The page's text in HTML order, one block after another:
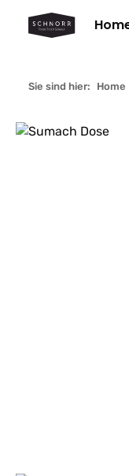
Hauptinhalt
Zur Suche springen
Zur
Sie sind hier: Home
Bildergalerie